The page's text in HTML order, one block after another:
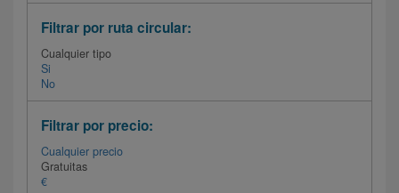
Filtrar por ruta circular:
Cualquier tipo
Si
No
Filtrar por precio:
Cualquier precio
Gratuitas
€